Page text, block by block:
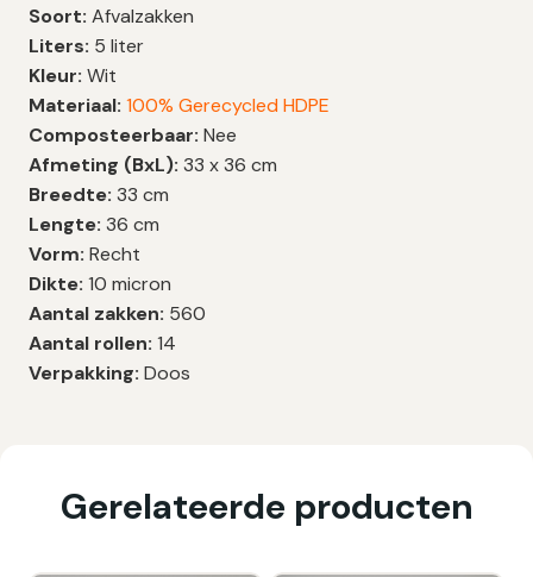
Soort: Afvalzakken
Liters: 5 liter
Kleur: Wit
Materiaal: 100% Gerecycled HDPE
Composteerbaar: Nee
Afmeting (BxL): 33 x 36 cm
Breedte: 33 cm
Lengte: 36 cm
Vorm: Recht
Dikte: 10 micron
Aantal zakken: 560
Aantal rollen: 14
Verpakking: Doos
Gerelateerde producten